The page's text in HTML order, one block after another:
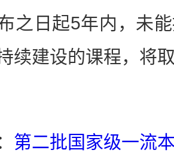
之日起5年内，未
续建设的课程，将
第二批国家级一流